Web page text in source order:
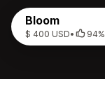
Bloom
$ 400 USD• 94%